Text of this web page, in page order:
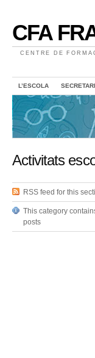
CFA
CENTRE DE
L’ESCOLA
Activitats
RSS feed for this
This category
posts